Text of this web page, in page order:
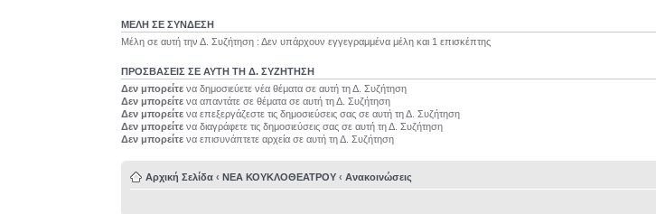
ΜΕΛΗ ΣΕ ΣΥΝΔΕΣΗ
Μέλη σε αυτή την Δ. Συζήτηση : Δεν υπάρχουν εγγεγραμμένα μέλη και 1 επισκέπτης
ΠΡΟΣΒΆΣΕΙΣ ΣΕ ΑΥΤΉ ΤΗ Δ. ΣΥΖΉΤΗΣΗ
Δεν μπορείτε να δημοσιεύετε νέα θέματα σε αυτή τη Δ. Συζήτηση
Δεν μπορείτε να απαντάτε σε θέματα σε αυτή τη Δ. Συζήτηση
Δεν μπορείτε να επεξεργάζεστε τις δημοσιεύσεις σας σε αυτή τη Δ. Συζήτηση
Δεν μπορείτε να διαγράφετε τις δημοσιεύσεις σας σε αυτή τη Δ. Συζήτηση
Δεν μπορείτε να επισυνάπτετε αρχεία σε αυτή τη Δ. Συζήτηση
Αρχική Σελίδα ‹ ΝΕΑ ΚΟΥΚΛΟΘΕΑΤΡΟΥ ‹ Ανακοινώσεις